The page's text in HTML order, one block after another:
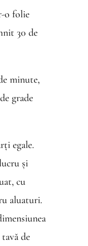
o folie
30 de
minute,
grade
egale.
și
cu
aluaturi.
de